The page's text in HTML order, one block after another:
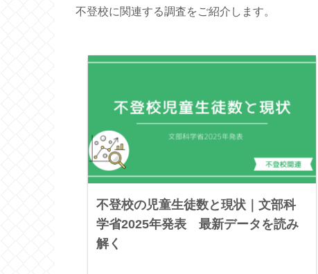
不登校に関連する調査をご紹介します。
不登校の児童生徒数と現状｜文部科
学省2025年発表 最新データを読み
解く